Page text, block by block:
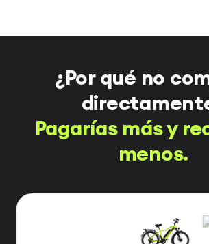
¿Por qué no
Pagarías más y
menos.